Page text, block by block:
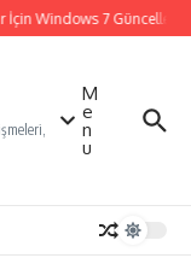
Windows 7 Güncelleme
M
e
n
u